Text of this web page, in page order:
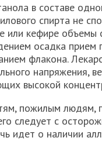
в составе
спирта не
или кефире
осадка
флакона.
напряжения,
высокой
пожилым людям,
следует с
идет о наличии